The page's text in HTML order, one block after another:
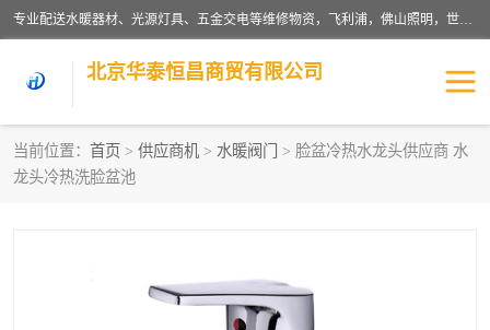
专业配送水暖器材、光源灯具、五金交电等维修物资，飞利浦，佛山照明，世达，博世，九牧，特陶等各产品涉及国内外知名品牌。公司专注与物业、学校、酒店、工厂等单位合作，提供一站式配送服务，降低客户综合成本。依托电子商务改变传统模式，以专业的团队为客户提供24H物资配送到达，货到月结、统一开票，便捷退换等服务，提高了企业的运营效率。
北京华泰恒昌商贸有限公司
当前位置： 首页 > 供应商机 > 水暖阀门
> 脸盆冷热水龙头供应商 水
龙头冷热洗脸盆池
水暖阀门